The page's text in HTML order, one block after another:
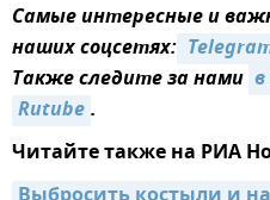
Самые интересные и
наших соцсетях:
Также следите за нами
Rutube.
Читайте также на РИА